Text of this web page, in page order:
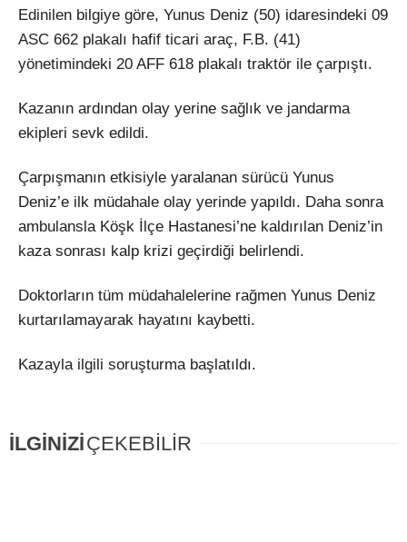
Edinilen bilgiye göre, Yunus Deniz (50) idaresindeki 09
ASC 662 plakalı hafif ticari araç, F.B. (41)
yönetimindeki 20 AFF 618 plakalı traktör ile çarpıştı.
Kazanın ardından olay yerine sağlık ve jandarma
ekipleri sevk edildi.
Çarpışmanın etkisiyle yaralanan sürücü Yunus
Deniz’e ilk müdahale olay yerinde yapıldı. Daha sonra
ambulansla Köşk İlçe Hastanesi’ne kaldırılan Deniz’in
kaza sonrası kalp krizi geçirdiği belirlendi.
Doktorların tüm müdahalelerine rağmen Yunus Deniz
kurtarılamayarak hayatını kaybetti.
Kazayla ilgili soruşturma başlatıldı.
İLGİNİZİÇEKEBİLİR